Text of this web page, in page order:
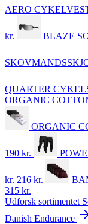
AERO
kr. BLAZE
QUARTER
ORGANIC
ORGANIC
190 kr.
kr. 216 kr.
315 kr.
Udforsk sortimentet
Danish Endurance